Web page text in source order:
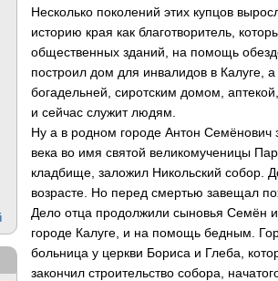
Несколько поколений этих купцов
историю края как благотворитель,
общественных зданий, на помощь
построил дом для инвалидов в Калуге,
богадельней, сиротским домом,
и сейчас служит людям.
Ну а в родном городе Антон
века во имя святой великомученицы
кладбище, заложил Никольский собор.
возрасте. Но перед смертью завещал
Дело отца продолжили сыновья Семён
городе Калуге, и на помощь бедным.
больница у церкви Бориса и Глеба,
закончил строительство собора,